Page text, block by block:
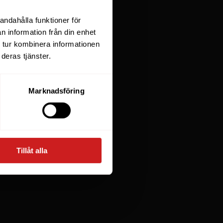
funktioner för
information från din enhet
kombinera informationen
tjänster.
Marknadsföring
Tillåt alla